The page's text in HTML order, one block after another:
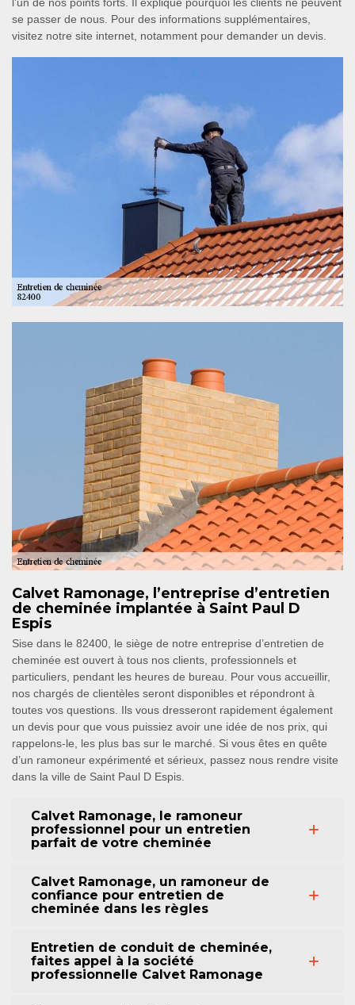
se passer de nous. Pour des informations supplémentaires,
visitez notre site internet, notamment pour demander un devis.
Calvet Ramonage, l’entreprise d’entretien
de cheminée implantée à Saint Paul D
Espis
Sise dans le 82400, le siège de notre entreprise d’entretien de
cheminée est ouvert à tous nos clients, professionnels et
particuliers, pendant les heures de bureau. Pour vous accueillir,
nos chargés de clientèles seront disponibles et répondront à
toutes vos questions. Ils vous dresseront rapidement également
un devis pour que vous puissiez avoir une idée de nos prix, qui
rappelons-le, les plus bas sur le marché. Si vous êtes en quête
d’un ramoneur expérimenté et sérieux, passez nous rendre visite
dans la ville de Saint Paul D Espis.
Calvet Ramonage, le ramoneur
professionnel pour un entretien
parfait de votre cheminée
Calvet Ramonage, un ramoneur de
confiance pour entretien de
cheminée dans les règles
Entretien de conduit de cheminée,
faites appel à la société
professionnelle Calvet Ramonage